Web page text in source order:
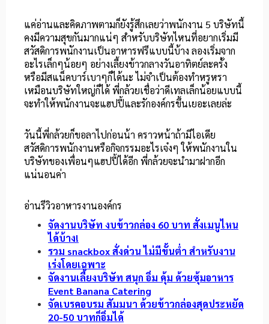
แค่อ่านและคิดภาพตามก็ยังรู้สึกเลยว่าพนักงาน 5 บริษัทนี้
คงมีความสุขกันมากแน่ๆ สำหรับบริษัทไหนที่อยากเริ่มมี
สวัสดิการพนักงานเป็นอาหารฟรีแบบนี้บ้าง ลองเริ่มจาก
อะไรเล็กๆน้อยๆ อย่างเลี้ยงข้าวกลางวันอาทิตย์ละครั้ง
หรือมีสแน็คบาร์เบาๆก็ได้นะ ไม่จำเป็นต้องทำหรูหรา
เหมือนบริษัทใหญ่ก็ได้ พี่กล้วยเชื่อว่าดีเทลเล็กน้อยแบบนี้
จะทำให้พนักงานจะแฮปปี้และรักองค์กรขึ้นเยอะเลยล่ะ
วันนี้พี่กล้วยก็ขอลาไปก่อนน้า คราวหน้าถ้ามีไอเดีย
สวัสดิการพนักงานหรือกิจกรรมอะไรเจ๋งๆ ให้พนักงานใน
บริษัทของเพื่อนๆแฮปปี้ได้อีก พี่กล้วยจะนำมาฝากอีก
แน่นอนค่า
อ่านรีวิวอาหารงานองค์กร
จัดงานบริษัท งบข้าวกล่อง 60 บาท สั่งเมนูไหน
ได้บ้าง!
รวม snackbox สั่งด่วน ไม่มีขั้นต่ำ สำหรับงาน
เร่งโดยเฉพาะ
จัดงานเลี้ยงบริษัท สนุก อิ่ม คุ้ม ด้วยซุ้มอาหาร
Event Banana Catering
จัดเบรคอบรม สัมมนา ด้วยข้าวกล่องสุดประหยัด
20-50 บาทก็อิ่มได้